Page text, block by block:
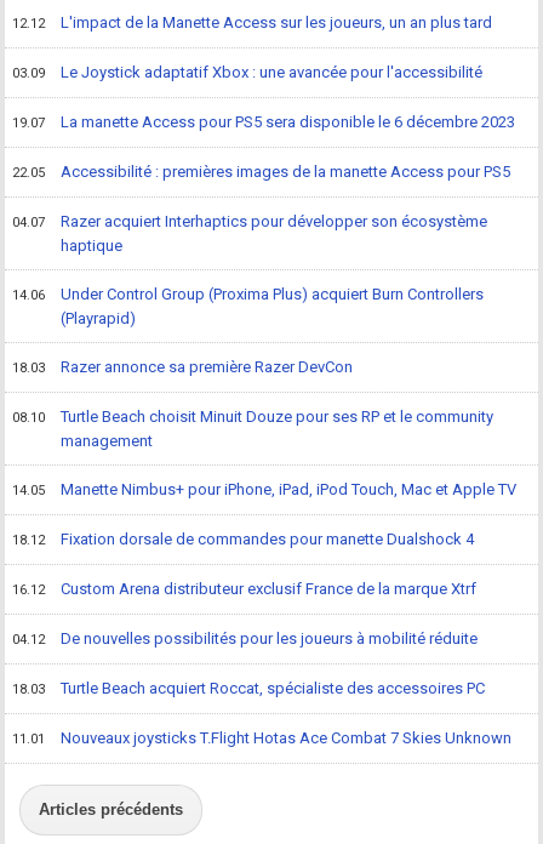
12.12 L'impact de la Manette Access sur les joueurs, un an plus tard
03.09 Le Joystick adaptatif Xbox : une avancée pour l'accessibilité
19.07 La manette Access pour PS5 sera disponible le 6 décembre 2023
22.05 Accessibilité : premières images de la manette Access pour PS5
04.07
Razer acquiert Interhaptics pour développer son écosystème
haptique
14.06
Under Control Group (Proxima Plus) acquiert Burn Controllers
(Playrapid)
18.03 Razer annonce sa première Razer DevCon
08.10
Turtle Beach choisit Minuit Douze pour ses RP et le community
management
14.05 Manette Nimbus+ pour iPhone, iPad, iPod Touch, Mac et Apple TV
18.12 Fixation dorsale de commandes pour manette Dualshock 4
16.12 Custom Arena distributeur exclusif France de la marque Xtrf
04.12 De nouvelles possibilités pour les joueurs à mobilité réduite
18.03 Turtle Beach acquiert Roccat, spécialiste des accessoires PC
11.01 Nouveaux joysticks T.Flight Hotas Ace Combat 7 Skies Unknown
Articles précédents